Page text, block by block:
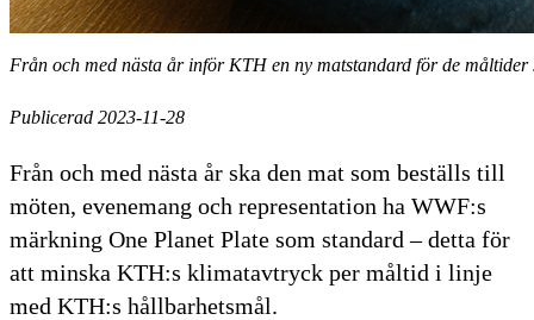
Från och med nästa år inför KTH en ny matstandard för de
Publicerad 2023-11-28
Från och med nästa år ska den mat som beställs till
möten, evenemang och representation ha WWF:s
märkning One Planet Plate som standard – detta för
att minska KTH:s klimatavtryck per måltid i linje
med KTH:s hållbarhetsmål.